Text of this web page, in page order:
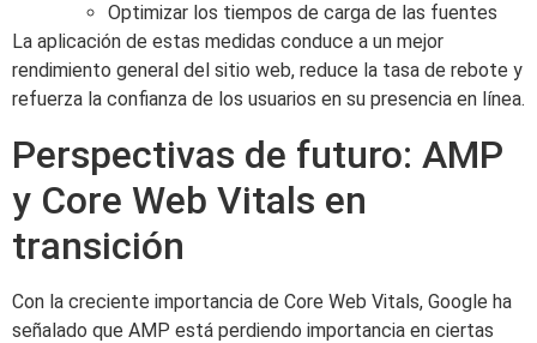
Optimizar los tiempos de carga de las fuentes
La aplicación de estas medidas conduce a un mejor
rendimiento general del sitio web, reduce la tasa de rebote y
refuerza la confianza de los usuarios en su presencia en línea.
Perspectivas de futuro: AMP
y Core Web Vitals en
transición
Con la creciente importancia de Core Web Vitals, Google ha
señalado que AMP está perdiendo importancia en ciertas